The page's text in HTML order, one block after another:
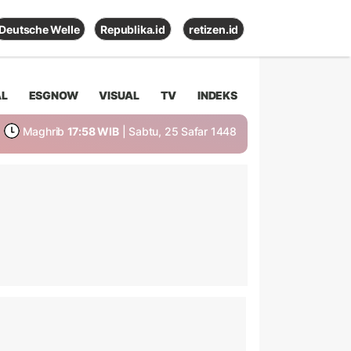
Deutsche Welle Republika.id retizen.id
ESGNOW VISUAL TV INDEKS
Maghrib 17:58 WIB | Sabtu, 25 Safar 1448